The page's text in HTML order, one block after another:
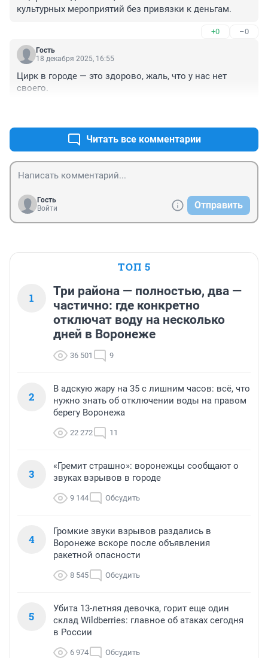
культурных мероприятий без привязки к деньгам.
+0 –0
Гость
18 декабря 2025, 16:55
Цирк в городе — это здорово, жаль, что у нас нет
своего.
Читать все комментарии
Гость
Войти
Отправить
ТОП 5
1
Три района — полностью, два —
частично: где конкретно
отключат воду на несколько
дней в Воронеже
36 501 9
2
В адскую жару на 35 с лишним часов: всё, что
нужно знать об отключении воды на правом
берегу Воронежа
22 272 11
3
«Гремит страшно»: воронежцы сообщают о
звуках взрывов в городе
9 144 Обсудить
4
Громкие звуки взрывов раздались в
Воронеже вскоре после объявления
ракетной опасности
8 545 Обсудить
5
Убита 13-летняя девочка, горит еще один
склад Wildberries: главное об атаках сегодня
в России
6 974 Обсудить